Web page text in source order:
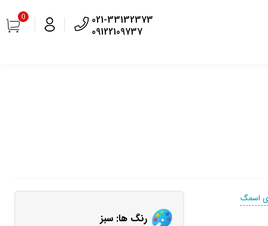
021-33132373
09122109737
0
اسمگ
رنگ ها: سبز